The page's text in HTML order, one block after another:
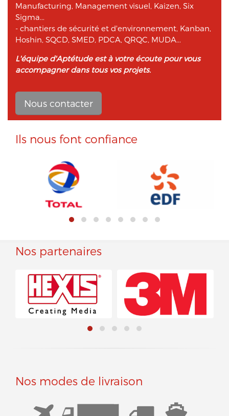
Manufacturing, Management visuel, Kaizen, Six
Sigma...
- chantiers de sécurité et d'environnement, Kanban,
Hoshin, SQCD, SMED, PDCA, QRQC, MUDA...
L'équipe d'Aptétude est à votre écoute pour vous
accompagner dans tous vos projets.
Nous contacter
Ils nous font confiance
Nos partenaires
Nos modes de livraison